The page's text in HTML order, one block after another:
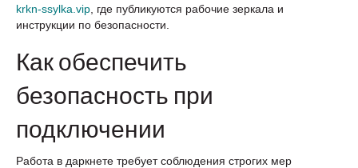
krkn-ssylka.vip , где публикуются рабочие зеркала и
инструкции по безопасности.
Как обеспечить
безопасность при
подключении
Работа в даркнете требует соблюдения строгих мер